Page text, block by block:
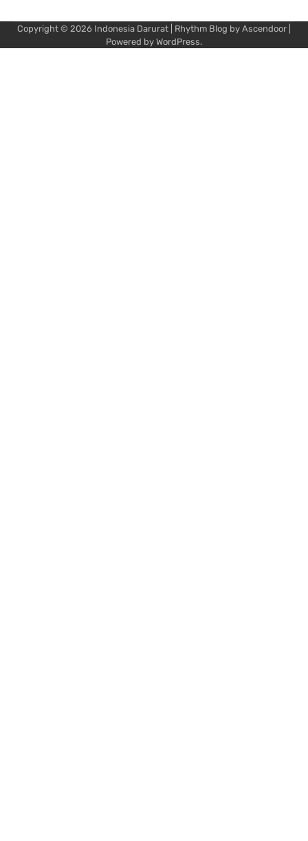
Copyright © 2026 Indonesia Darurat | Rhythm Blog by Ascendoor
Powered by WordPress.